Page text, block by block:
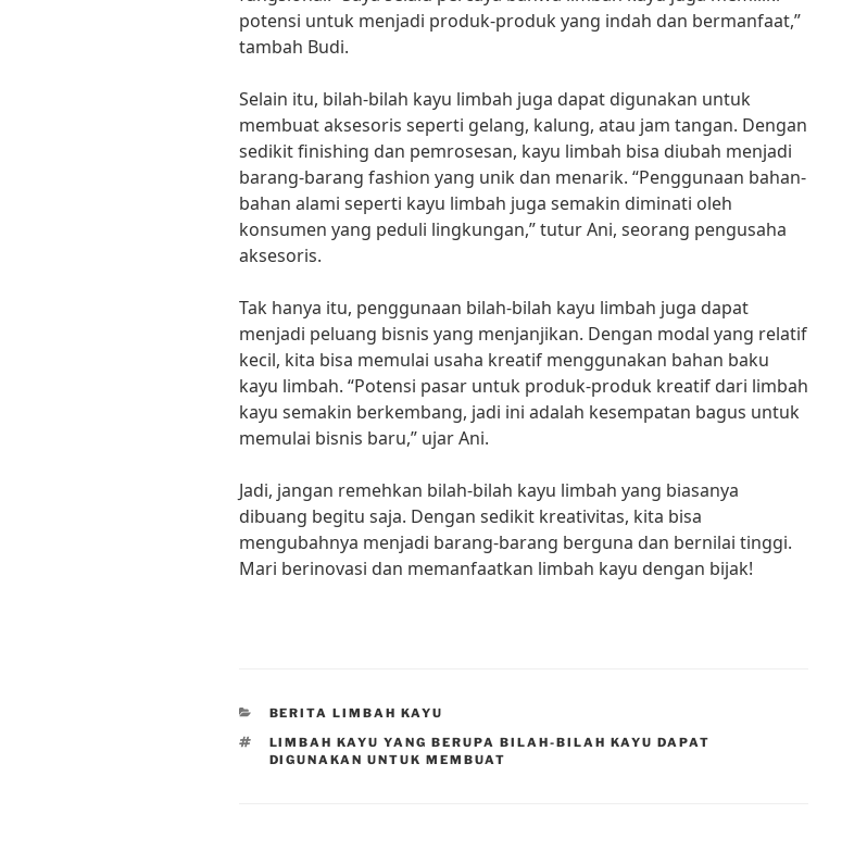
potensi untuk menjadi produk-produk yang indah dan bermanfaat,”
tambah Budi.
Selain itu, bilah-bilah kayu limbah juga dapat digunakan untuk
membuat aksesoris seperti gelang, kalung, atau jam tangan. Dengan
sedikit finishing dan pemrosesan, kayu limbah bisa diubah menjadi
barang-barang fashion yang unik dan menarik. “Penggunaan bahan-
bahan alami seperti kayu limbah juga semakin diminati oleh
konsumen yang peduli lingkungan,” tutur Ani, seorang pengusaha
aksesoris.
Tak hanya itu, penggunaan bilah-bilah kayu limbah juga dapat
menjadi peluang bisnis yang menjanjikan. Dengan modal yang relatif
kecil, kita bisa memulai usaha kreatif menggunakan bahan baku
kayu limbah. “Potensi pasar untuk produk-produk kreatif dari limbah
kayu semakin berkembang, jadi ini adalah kesempatan bagus untuk
memulai bisnis baru,” ujar Ani.
Jadi, jangan remehkan bilah-bilah kayu limbah yang biasanya
dibuang begitu saja. Dengan sedikit kreativitas, kita bisa
mengubahnya menjadi barang-barang berguna dan bernilai tinggi.
Mari berinovasi dan memanfaatkan limbah kayu dengan bijak!
CATEGORIES
BERITA LIMBAH KAYU
TAGS
LIMBAH KAYU YANG BERUPA BILAH-BILAH KAYU DAPAT
DIGUNAKAN UNTUK MEMBUAT